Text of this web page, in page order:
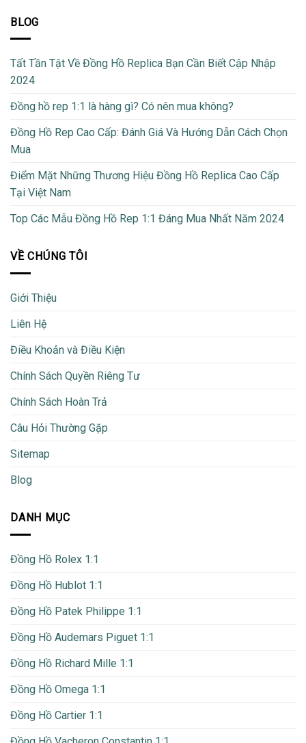
BLOG
Tất Tần Tật Về Đồng Hồ Replica Bạn Cần Biết Cập Nhập
2024
Đồng hồ rep 1:1 là hàng gì? Có nên mua không?
Đồng Hồ Rep Cao Cấp: Đánh Giá Và Hướng Dẫn Cách Chọn
Mua
Điểm Mặt Những Thương Hiệu Đồng Hồ Replica Cao Cấp
Tại Việt Nam
Top Các Mẫu Đồng Hồ Rep 1:1 Đáng Mua Nhất Năm 2024
VỀ CHÚNG TÔI
Giới Thiệu
Liên Hệ
Điều Khoản và Điều Kiện
Chính Sách Quyền Riêng Tư
Chính Sách Hoàn Trả
Câu Hỏi Thường Gặp
Sitemap
Blog
DANH MỤC
Đồng Hồ Rolex 1:1
Đồng Hồ Hublot 1:1
Đồng Hồ Patek Philippe 1:1
Đồng Hồ Audemars Piguet 1:1
Đồng Hồ Richard Mille 1:1
Đồng Hồ Omega 1:1
Đồng Hồ Cartier 1:1